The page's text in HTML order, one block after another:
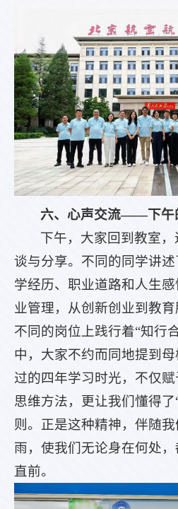
六、心声交流——下午
下午，大家回到教室
谈与分享。不同的同学讲
学经历、职业道路和人生
业管理，从创新创业到教
不同的岗位上践行着“知行
中，大家不约而同地提到
过的四年学习时光，不仅
思维方法，更让我们懂得
则。正是这种精神，伴随
雨，使我们无论身在何处
直前。